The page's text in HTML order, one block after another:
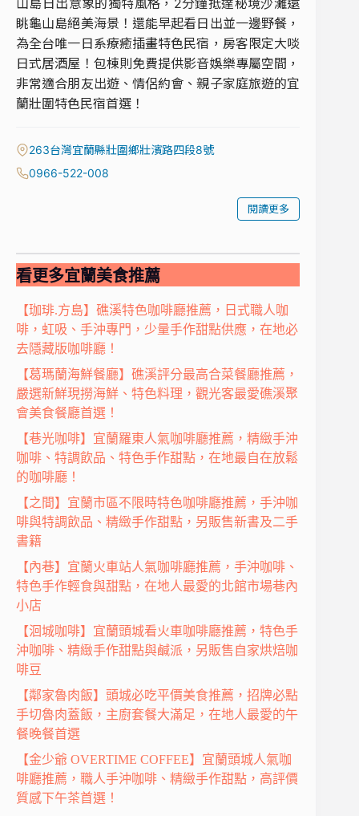
眺龜山島絕美海景！還能早起看日出並一邊野餐，
為全台唯一日系療癒插畫特色民宿，房客限定大啖
日式居酒屋！包棟則免費提供影音娛樂專屬空間，
非常適合朋友出遊、情侶約會、親子家庭旅遊的宜
蘭壯圍特色民宿首選！
263台灣宜蘭縣壯圍鄉壯濱路四段8號
0966-522-008
閱讀更多
看更多宜蘭美食推薦
【珈琲.方島】礁溪特色咖啡廳推薦，日式職人咖
啡，虹吸、手沖專門，少量手作甜點供應，在地必
去隱藏版咖啡廳！
【葛瑪蘭海鮮餐廳】礁溪評分最高合菜餐廳推薦，
嚴選新鮮現撈海鮮、特色料理，觀光客最愛礁溪聚
會美食餐廳首選！
【巷光咖啡】宜蘭羅東人氣咖啡廳推薦，精緻手沖
咖啡、特調飲品、特色手作甜點，在地最自在放鬆
的咖啡廳！
【之間】宜蘭市區不限時特色咖啡廳推薦，手沖咖
啡與特調飲品、精緻手作甜點，另販售新書及二手
書籍
【內巷】宜蘭火車站人氣咖啡廳推薦，手沖咖啡、
特色手作輕食與甜點，在地人最愛的北館市場巷內
小店
【洄城咖啡】宜蘭頭城看火車咖啡廳推薦，特色手
沖咖啡、精緻手作甜點與鹹派，另販售自家烘焙咖
啡豆
【鄰家魯肉飯】頭城必吃平價美食推薦，招牌必點
手切魯肉蓋飯，主廚套餐大滿足，在地人最愛的午
餐晚餐首選
【金少爺 OVERTIME COFFEE】宜蘭頭城人氣咖
啡廳推薦，職人手沖咖啡、精緻手作甜點，高評價
質感下午茶首選！